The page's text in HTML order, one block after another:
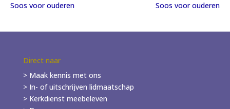
Soos voor ouderen Soos voor ouderen
Direct naar
> Maak kennis met ons
> In- ofuitschrijven lidmaatschap
> Kerkdienst meebeleven